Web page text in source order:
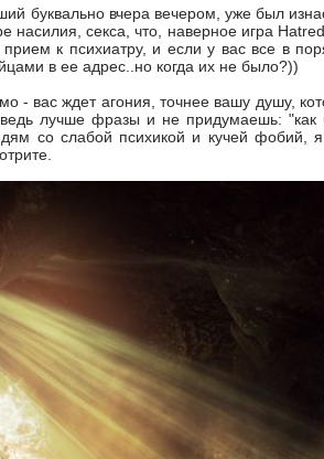
буквально вчера вечером, уже был
секса, что, наверное игра
прием к психиатру, и если у вас все в
в ее адрес..но когда их не было?))
- вас ждет агония, точнее вашу душу,
лучше фразы и не придумаешь:
со слабой психикой и кучей фобий,